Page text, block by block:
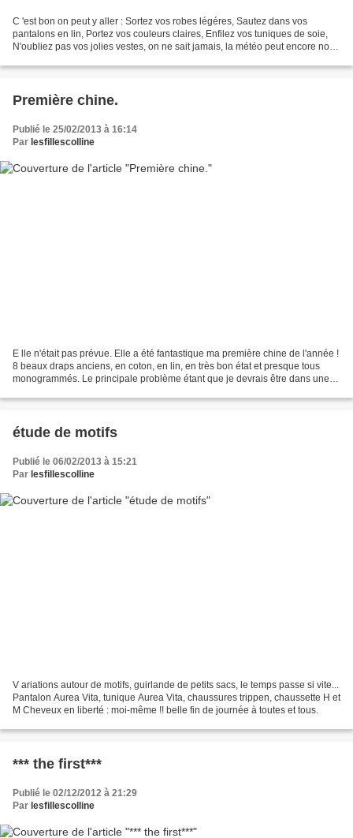
C 'est bon on peut y aller : Sortez vos robes légéres, Sautez dans vos
pantalons en lin, Portez vos couleurs claires, Enfilez vos tuniques de soie,
N'oubliez pas vos jolies vestes, on ne sait jamais, la météo peut encore nous
Première chine.
Publié le 25/02/2013 à 16:14
Par lesfillescolline
E lle n'était pas prévue. Elle a été fantastique ma première chine de l'année !
8 beaux draps anciens, en coton, en lin, en très bon état et presque tous
monogrammés. Le principale problème étant que je devrais être dans une
étude de motifs
Publié le 06/02/2013 à 15:21
Par lesfillescolline
V ariations autour de motifs, guirlande de petits sacs, le temps passe si vite...
Pantalon Aurea Vita, tunique Aurea Vita, chaussures trippen, chaussette H et
M Cheveux en liberté : moi-même !! belle fin de journée à toutes et tous.
*** the first***
Publié le 02/12/2012 à 21:29
Par lesfillescolline